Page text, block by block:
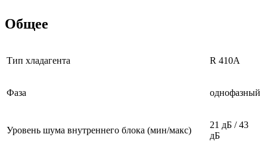
Общее
Тип хладагента R 410A
Фаза однофазный
Уровень шума внутреннего блока (мин/макс)
21 дБ / 43
дБ